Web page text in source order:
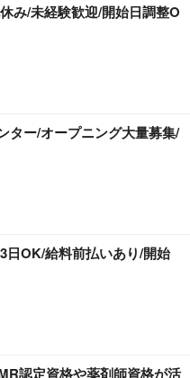
み/未経験歓迎/開始日調整O
ター/オープニング大量募集/
日OK/給料前払いあり/開始
認定資格や薬剤師資格が活